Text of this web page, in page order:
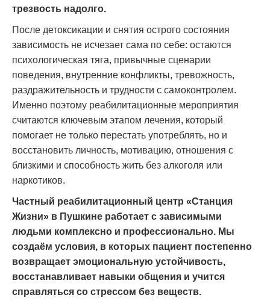
трезвость надолго.
После детоксикации и снятия острого состояния
зависимость не исчезает сама по себе: остаются
психологическая тяга, привычные сценарии
поведения, внутренние конфликты, тревожность,
раздражительность и трудности с самоконтролем.
Именно поэтому реабилитационные мероприятия
считаются ключевым этапом лечения, который
помогает не только перестать употреблять, но и
восстановить личность, мотивацию, отношения с
близкими и способность жить без алкоголя или
наркотиков.
Частный реабилитационный центр «Станция
Жизни» в Пушкине работает с зависимыми
людьми комплексно и профессионально. Мы
создаём условия, в которых пациент постепенно
возвращает эмоциональную устойчивость,
восстанавливает навыки общения и учится
справляться со стрессом без веществ.